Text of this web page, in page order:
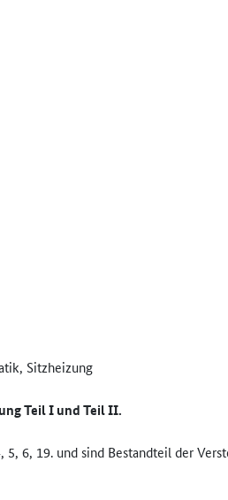
Sitzheizung
Teil I und Teil II.
6, 19. und sind Bestandteil der